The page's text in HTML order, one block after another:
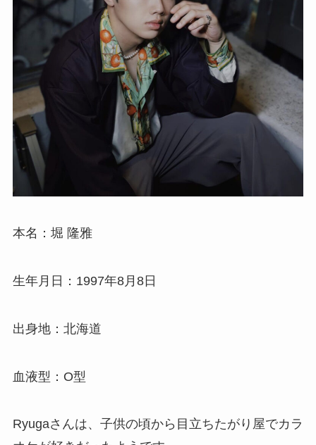
本名：堀 隆雅
生年月日：1997年8月8日
出身地：北海道
血液型：O型
Ryugaさんは、子供の頃から目立ちたがり屋でカラ